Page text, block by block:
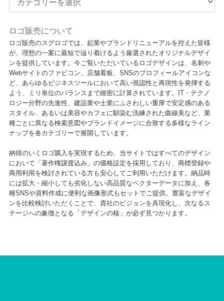
ロゴ販売について
ロゴ販売のスグロゴでは、起業やブランドリニューアルを控えた皆様
が、理想の一案に最短で辿り着けるよう厳選されたオリジナルデザイ
ンを提供しています。今ご覧いただいているロゴデザインは、名刺や
Webサイトのファビコン、店舗看板、SNSのプロフィールアイコンな
ど、あらゆるビジネスツールにおいて高い視認性と再現性を発揮する
よう、ミリ単位のバランスまで緻密に計算されています。IT・テクノ
ロジー分野の先進性、建設業や士業にふさわしい重厚で安定感のある
スタイル、あるいは美容やカフェに馴染む洗練された曲線美など、業
種ごとに異なる検索意図やブランドイメージに合致する多様なライン
ナップを各カテゴリーで展開しています。
納得のいくロゴ購入を実現するため、当サイトではすべてのデザイン
において「著作権譲渡込み」の価格設定を採用しており、商標登録や
商用利用を検討されている方も安心してご利用いただけます。納品時
には拡大・縮小しても劣化しない高品質なベクターデータに加え、各
種SNSや資料作成に便利な画像形式もセットでご提供。豊富なデザイ
ンを比較検討いただくことで、貴社のビジョンを具現化し、次なるス
テージへの象徴となる「デザインの核」が必ず見つかります。